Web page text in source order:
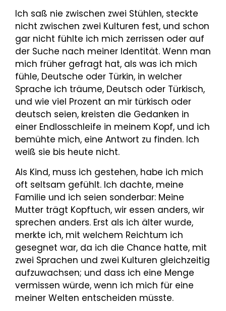
Ich saß nie zwischen zwei Stühlen, steckte
nicht zwischen zwei Kulturen fest, und schon
gar nicht fühlte ich mich zerrissen oder auf
der Suche nach meiner Identität. Wenn man
mich früher gefragt hat, als was ich mich
fühle, Deutsche oder Türkin, in welcher
Sprache ich träume, Deutsch oder Türkisch,
und wie viel Prozent an mir türkisch oder
deutsch seien, kreisten die Gedanken in
einer Endlosschleife in meinem Kopf, und ich
bemühte mich, eine Antwort zu finden. Ich
weiß sie bis heute nicht.
Als Kind, muss ich gestehen, habe ich mich
oft seltsam gefühlt. Ich dachte, meine
Familie und ich seien sonderbar: Meine
Mutter trägt Kopftuch, wir essen anders, wir
sprechen anders. Erst als ich älter wurde,
merkte ich, mit welchem Reichtum ich
gesegnet war, da ich die Chance hatte, mit
zwei Sprachen und zwei Kulturen gleichzeitig
aufzuwachsen; und dass ich eine Menge
vermissen würde, wenn ich mich für eine
meiner Welten entscheiden müsste.